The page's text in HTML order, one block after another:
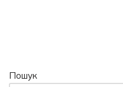
Пошук